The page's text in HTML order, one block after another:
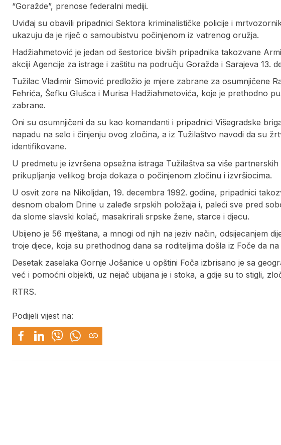
“Goražde”, prenose federalni mediji.
Uviđaj su obavili pripadnici Sektora kriminalističke policije i
ukazuju da je riječ o samoubistvu počinjenom iz vatrenog oružja.
Hadžiahmetović je jedan od šestorice bivših pripadnika takozvane
akciji Agencije za istrage i zaštitu na području Goražda i Sarajeva 13.
Tužilac Vladimir Simović predložio je mjere zabrane za osumnjičene
Fehrića, Šefku Glušca i Murisa Hadžiahmetovića, koje je prethodno
zabrane.
Oni su osumnjičeni da su kao komandanti i pripadnici Višegradske
napadu na selo i činjenju ovog zločina, a iz Tužilaštvo navodi da su
identifikovane.
U predmetu je izvršena opsežna istraga Tužilaštva sa više
prikupljanje velikog broja dokaza o počinjenom zločinu i izvršiocima.
U osvit zore na Nikoljdan, 19. decembra 1992. godine, pripadnici
desnom obalom Drine u zaleđe srpskih položaja i, paleći sve pred
da slome slavski kolač, masakrirali srpske žene, starce i djecu.
Ubijeno je 56 mještana, a mnogi od njih na jeziv način, odsijecanjem
troje djece, koja su prethodnog dana sa roditeljima došla iz Foče da
Desetak zaselaka Gornje Јošanice u opštini Foča izbrisano je sa
već i pomoćni objekti, uz nejač ubijana je i stoka, a gdje su to stigli,
RTRS.
Podijeli vijest na: